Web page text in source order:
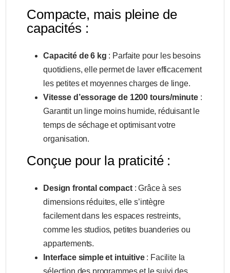
Compacte, mais pleine de
capacités :
Capacité de 6 kg : Parfaite pour les besoins
quotidiens, elle permet de laver efficacement
les petites et moyennes charges de linge.
Vitesse d’essorage de 1200 tours/minute:
Garantit un linge moins humide, réduisant le
temps de séchage et optimisant votre
organisation.
Conçue pour la praticité :
Design frontal compact: Grâce à ses
dimensions réduites, elle s’intègre
facilement dans les espaces restreints,
comme les studios, petites buanderies ou
appartements.
Interface simple et intuitive: Facilite la